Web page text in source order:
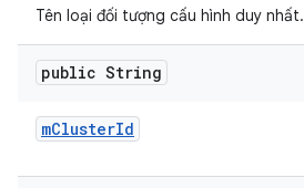
Tên loại đối tượng cấu hình duy nhất.
public String
mClusterId